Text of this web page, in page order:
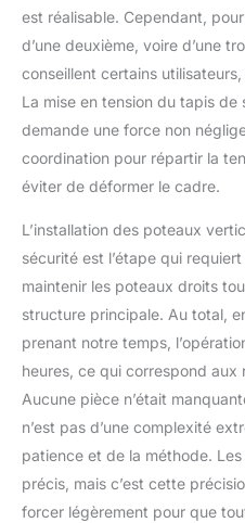
est réalisable. Cependant,
d’une deuxième, voire d’une
conseillent certains
La mise en tension du tapis de
demande une force non
coordination pour répartir la
éviter de déformer le cadre.
L’installation des poteaux
sécurité est l’étape qui
maintenir les poteaux droits
structure principale. Au total,
prenant notre temps,
heures, ce qui correspond aux
Aucune pièce n’était
n’est pas d’une complexité
patience et de la méthode.
précis, mais c’est cette
forcer légèrement pour que